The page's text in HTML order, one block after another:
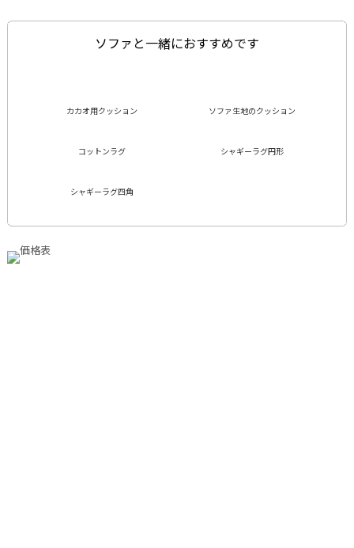
ソファと一緒におすすめです
カカオ用クッション ソファ生地のクッション
コットンラグ シャギーラグ円形
シャギーラグ四角